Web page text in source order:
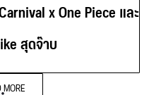
x One Piece และ
สุดจ๊าบ
MORE